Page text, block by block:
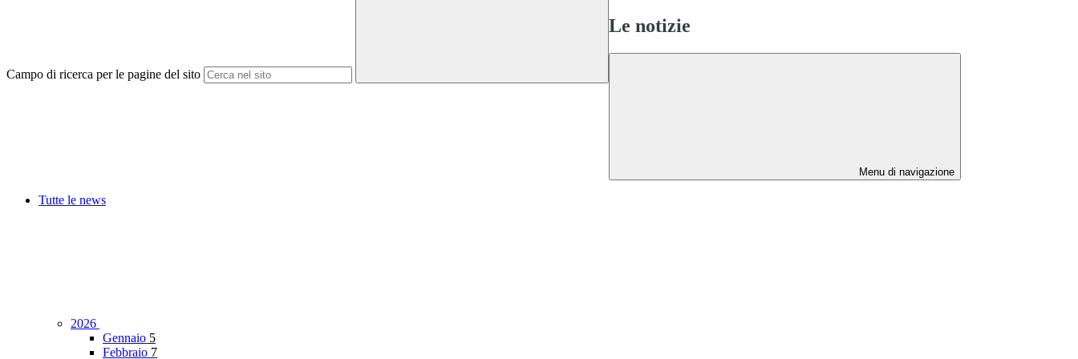
Campo di ricerca per le pagine del sito
Le notizie
Menu di navigazione
Tutte le news
2026
Gennaio 5
Febbraio 7